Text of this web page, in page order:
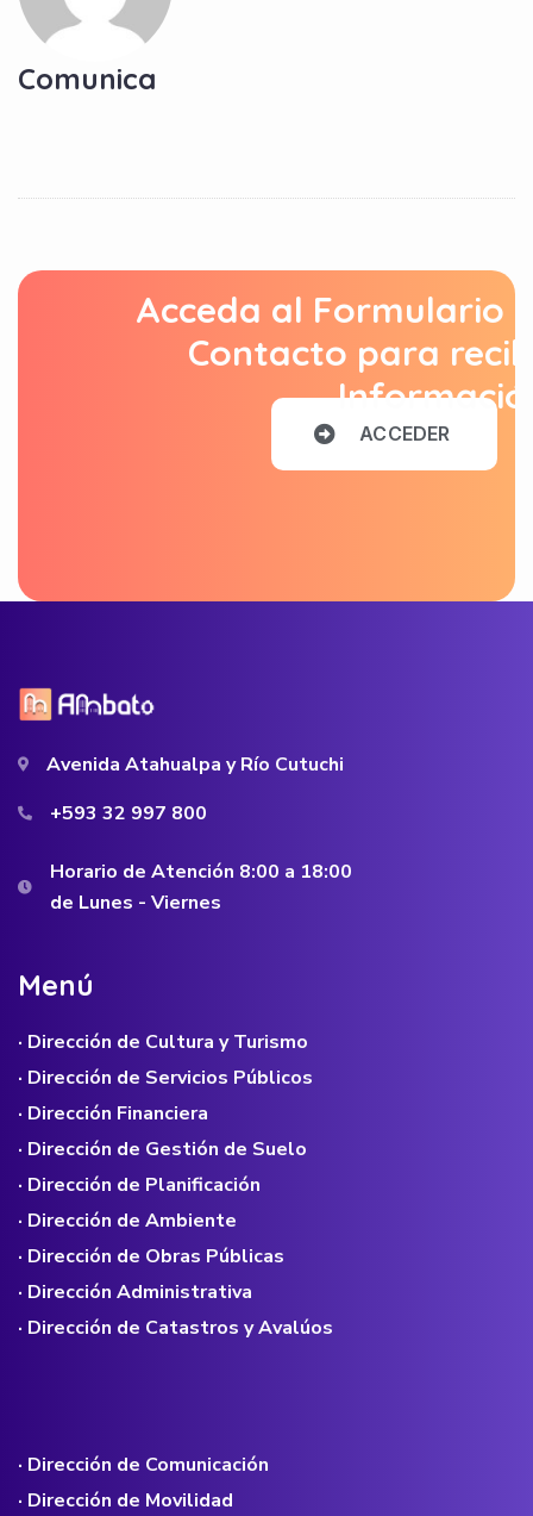
Comunica
Acceda al Formulario
Contacto para
ACCEDER
Avenida Atahualpa y Río Cutuchi
+593 32 997 800
Horario de Atención 8:00 a 18:00
de Lunes - Viernes
Menú
· Dirección de Cultura y Turismo
· Dirección de Servicios Públicos
· Dirección Financiera
· Dirección de Gestión de Suelo
· Dirección de Planificación
· Dirección de Ambiente
· Dirección de Obras Públicas
· Dirección Administrativa
· Dirección de Catastros y Avalúos
· Dirección de Comunicación
· Dirección de Movilidad